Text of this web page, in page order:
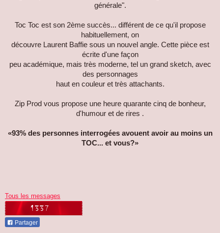
générale".
Toc Toc est son 2ème succès... différent de ce qu'il propose
habituellement, on
découvre Laurent Baffie sous un nouvel angle. Cette pièce est
écrite d'une façon
peu académique, mais très moderne, tel un grand sketch, avec
des personnages
haut en couleur et très attachants.
Zip Prod vous propose une heure quarante cinq de bonheur,
d'humour et de rires .
«93% des personnes interrogées avouent avoir au moins un
TOC... et vous?»
Tous les messages
Partager